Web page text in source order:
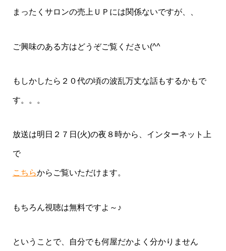
まったくサロンの売上ＵＰには関係ないですが、、
ご興味のある方はどうぞご覧ください(^^ゞ
もしかしたら２０代の頃の波乱万丈な話もするかもで
す。。。
放送は明日２７日(火)の夜８時から、インターネット上
で
こちらからご覧いただけます。
もちろん視聴は無料ですよ～♪
ということで、自分でも何屋だかよく分かりません